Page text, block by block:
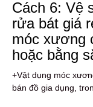
Cách 6: Vệ
rửa bát giá
móc xương
hoặc bằng
+Vật dụng móc
bán đồ gia dụng,